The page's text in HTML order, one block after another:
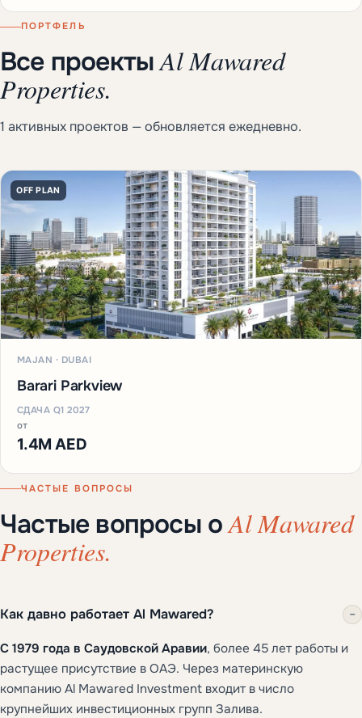
ПОРТФЕЛЬ
Все проектыAl Mawared
Properties.
1 активных проектов — обновляется ежедневно.
OFF PLAN
MAJAN · DUBAI
Barari Parkview
СДАЧА Q1 2027
от
1.4M AED
ЧАСТЫЕ ВОПРОСЫ
Частые вопросы оAl Mawared
Properties.
Как давно работает Al Mawared? −
С 1979 года в Саудовской Аравии, более 45 лет работы и
растущее присутствие в ОАЭ. Через материнскую
компанию Al Mawared Investment входит в число
крупнейших инвестиционных групп Залива.